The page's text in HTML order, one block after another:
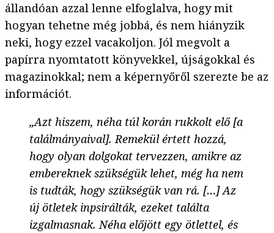
állandóan azzal lenne elfoglalva, hogy mit
hogyan tehetne még jobbá, és nem hiányzik
neki, hogy ezzel vacakoljon. Jól megvolt a
papírra nyomtatott könyvekkel, újságokkal és
magazinokkal; nem a képernyőről szerezte be az
információt.
„Azt hiszem, néha túl korán rukkolt elő [a
találmányaival]. Remekül értett hozzá,
hogy olyan dolgokat tervezzen, amikre az
embereknek szükségük lehet, még ha nem
is tudták, hogy szükségük van rá. […] Az
új ötletek inpsirálták, ezeket találta
izgalmasnak. Néha előjött egy ötlettel, és